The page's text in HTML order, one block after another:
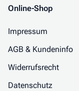
Online-Shop
Impressum
AGB & Kundeninfo
Widerrufsrecht
Datenschutz